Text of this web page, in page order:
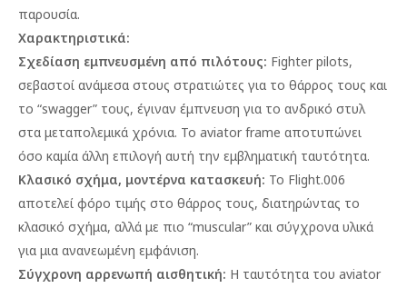
παρουσία.
Χαρακτηριστικά:
Σχεδίαση εμπνευσμένη από πιλότους: Fighter pilots,
σεβαστοί ανάμεσα στους στρατιώτες για το θάρρος τους και
το “swagger” τους, έγιναν έμπνευση για το ανδρικό στυλ
στα μεταπολεμικά χρόνια. Το aviator frame αποτυπώνει
όσο καμία άλλη επιλογή αυτή την εμβληματική ταυτότητα.
Κλασικό σχήμα, μοντέρνα κατασκευή: Το Flight.006
αποτελεί φόρο τιμής στο θάρρος τους, διατηρώντας το
κλασικό σχήμα, αλλά με πιο “muscular” και σύγχρονα υλικά
για μια ανανεωμένη εμφάνιση.
Σύγχρονη αρρενωπή αισθητική: Η ταυτότητα του aviator